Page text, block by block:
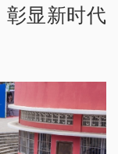
彰显新时代